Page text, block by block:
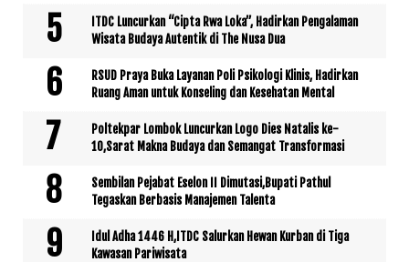
ITDC Luncurkan “Cipta Rwa Loka”, Hadirkan Pengalaman
Wisata Budaya Autentik di The Nusa Dua
RSUD Praya Buka Layanan Poli Psikologi Klinis, Hadirkan
Ruang Aman untuk Konseling dan Kesehatan Mental
Poltekpar Lombok Luncurkan Logo Dies Natalis ke-
10,Sarat Makna Budaya dan Semangat Transformasi
Sembilan Pejabat Eselon II Dimutasi,Bupati Pathul
Tegaskan Berbasis Manajemen Talenta
Idul Adha 1446 H,ITDC Salurkan Hewan Kurban di Tiga
Kawasan Pariwisata